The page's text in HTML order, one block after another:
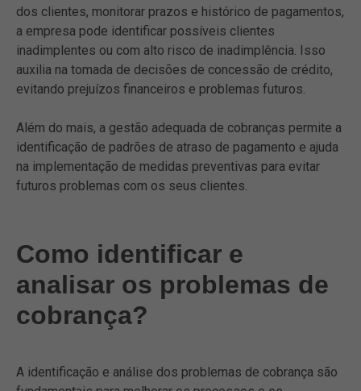
dos clientes, monitorar prazos e histórico de pagamentos,
a empresa pode identificar possíveis clientes
inadimplentes ou com alto risco de inadimplência. Isso
auxilia na tomada de decisões de concessão de crédito,
evitando prejuízos financeiros e problemas futuros.
Além do mais, a gestão adequada de cobranças permite a
identificação de padrões de atraso de pagamento e ajuda
na implementação de medidas preventivas para evitar
futuros problemas com os seus clientes.
Como identificar e
analisar os problemas de
cobrança?
A identificação e análise dos problemas de cobrança são